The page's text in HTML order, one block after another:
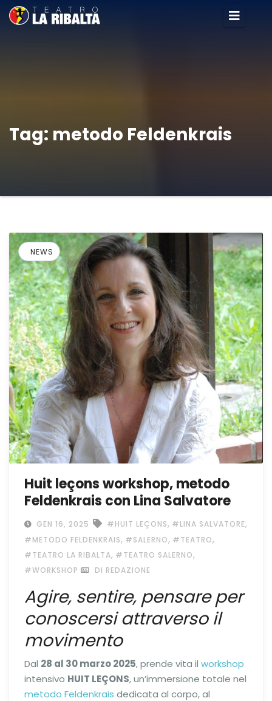
Tag: metodo Feldenkrais
NEWS
Huit leçons workshop, metodo
Feldenkrais con Lina Salvatore
GEN 16, 2025 #HUIT LEÇONS, #LINA SALVATORE,
#METODO FELDENKRAIS, #SALERNO, #TEATRO,
#TEATRO LA RIBALTA, #TEATRO SALERNO,
#WORKSHOP DI REDAZIONE
Agire, sentire, pensare per
conoscersi attraverso il
movimento
Dal 28 al 30 marzo 2025, prende vita il workshop
intensivo HUIT LEÇONS, un’immersione totale nel
metodo Feldenkrais dedicata al corpo, al